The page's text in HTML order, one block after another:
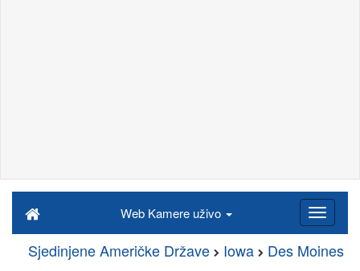
Web Kamere uživo
Sjedinjene Američke Države Iowa Des Moines